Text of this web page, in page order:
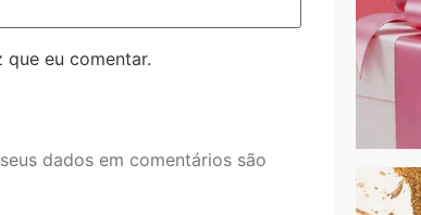
eu comentar.
dados em comentários são